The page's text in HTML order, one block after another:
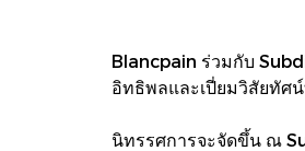
Blancpain ร่วมกับ
อิทธิพลและเปี่ยมวิสัยทั
นิทรรศการจะจัดขึ้น ณ